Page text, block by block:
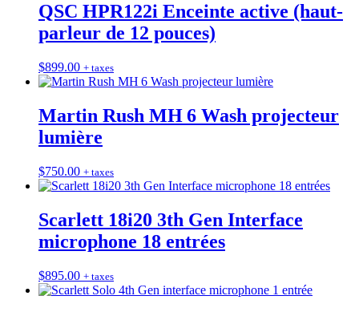
QSC HPR122i Enceinte active (haut-
parleur de 12 pouces)
$899.00 + taxes
Martin Rush MH 6 Wash projecteur
lumière
$750.00 + taxes
Scarlett 18i20 3th Gen Interface
microphone 18 entrées
$895.00 + taxes